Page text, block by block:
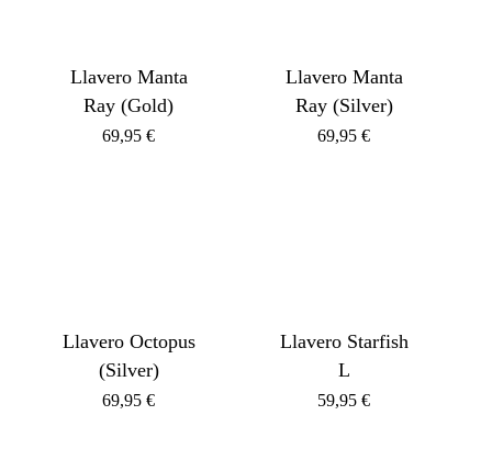
Llavero Manta
Ray (Gold)
69,95€
Llavero Manta
Ray (Silver)
69,95€
Llavero Octopus
(Silver)
69,95€
Llavero Starfish
L
59,95€